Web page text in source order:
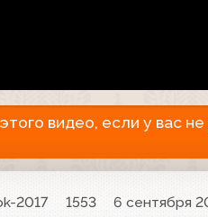
видео, если у вас
2017 1553
6 сентября